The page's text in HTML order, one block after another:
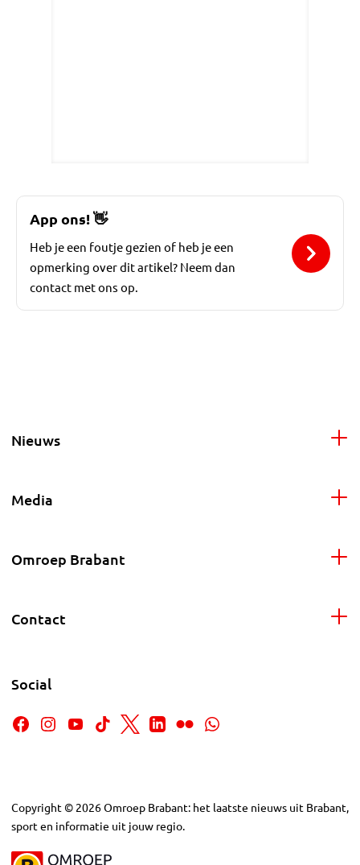
App ons!👋
Heb je een foutje gezien of heb je een
opmerking over dit artikel? Neem dan
contact met ons op.
Nieuws
Media
Omroep Brabant
Contact
Social
Copyright © 2026Omroep Brabant: het laatste nieuws uit Brabant,
sport en informatie uit jouw regio.